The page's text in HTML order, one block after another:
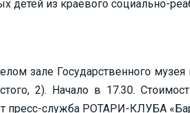
детей из краевого социально-
зале Государственного музея
2). Начало в 17.30.
пресс-служба РОТАРИ-КЛУБА